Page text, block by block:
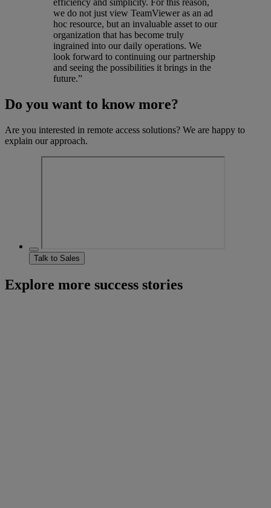
efficiency and simplicity. For this reason,
we do not just view TeamViewer as an ad
hoc resource, but an invaluable asset to our
organization that has become truly
ingrained into our daily operations. We
look forward to continuing our partnership
and seeing the possibilities it brings in the
future.”
Do you want to know more?
Are you interested in remote access solutions? We are happy to
explain our approach.
Talk to Sales
Explore more success stories